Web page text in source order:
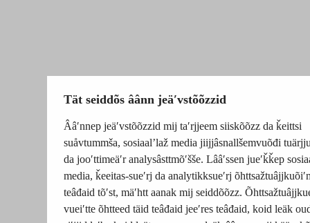
Tät seiddõs âânn jeäʹvstõõzzid
Ââʹnnep jeäʹvstõõzzid mij taʹrjjeem siiskõõzz da ǩeittsi
suåvtummša, sosiaalʼlaž media jiijjâsnallšemvuõđi
da jooʹttimeäʹr analysâsttmõʹšše. Lââʹssen jueʹǩǩep
media, ǩeeitas-sueʹrj da analytikksueʹrj
teâđaid tõʹst, mäʹhtt aanak mij seiddõõzz.
vueiʹtte õhtteed täid teâđaid jeeʹres teâđaid, koid leäk